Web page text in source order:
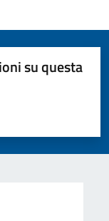
su questa